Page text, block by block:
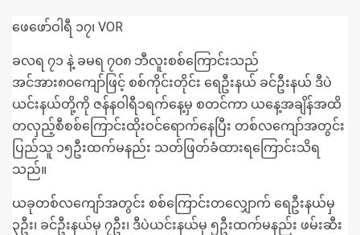
ဖေဖော်ဝါရီ ၁၇၊ VOR
ခလရ ၇၁ နဲ့ ခမရ ၇၀၈ ဘီလူးစစ်ကြောင်းသည်
အင်အား၈၀ကျော်ဖြင့် စစ်ကိုင်းတိုင်း ရေဦးနယ် ခင်ဦးနယ် ဒီပဲ
ယင်းနယ်တို့ကို ဇန်နဝါရီ၁ရက်နေ့မှ စတင်ကာ ယနေ့အချိန်အထိ
တလှည့်စီစစ်ကြောင်းထိုးဝင်ရောက်နေပြီး တစ်လကျော်အတွင်း
ပြည်သူ ၁၅ဦးထက်မနည်း သတ်ဖြတ်ခံထားရကြောင်းသိရ
သည်။
ယခုတစ်လကျော်အတွင်း စစ်ကြောင်းတလျှောက် ရေဦးနယ်မှ
၃ဦး၊ ခင်ဦးနယ်မှ ၇ဦး၊ ဒီပဲယင်းနယ်မှ ၅ဦးထက်မနည်း ဖမ်းဆီး